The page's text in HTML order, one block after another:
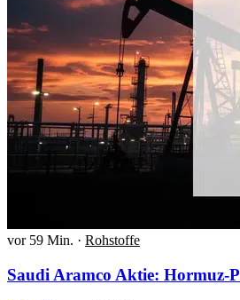
vor 59 Min. · Rohstoffe
Saudi Aramco Aktie: Hormuz-